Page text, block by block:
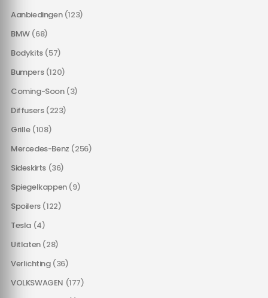
Aanbiedingen (123)
BMW (68)
Bodykits (57)
Bumpers (120)
Coming-Soon (3)
Diffusers (223)
Grille (108)
Mercedes-Benz (256)
Sideskirts (36)
Spiegelkappen (9)
Spoilers (122)
Tesla (4)
Uitlaten (28)
Verlichting (36)
VOLKSWAGEN (177)